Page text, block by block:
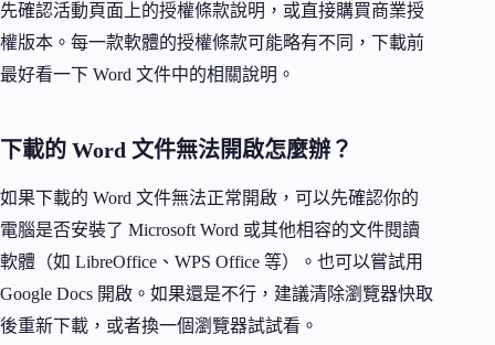
先確認活動頁面上的授權條款說明，或直接購買商業授
權版本。每一款軟體的授權條款可能略有不同，下載前
最好看一下 Word 文件中的相關說明。
下載的 Word 文件無法開啟怎麼辦？
如果下載的 Word 文件無法正常開啟，可以先確認你的
電腦是否安裝了 Microsoft Word 或其他相容的文件閱讀
軟體（如 LibreOffice、WPS Office 等）。也可以嘗試用
Google Docs 開啟。如果還是不行，建議清除瀏覽器快取
後重新下載，或者換一個瀏覽器試試看。